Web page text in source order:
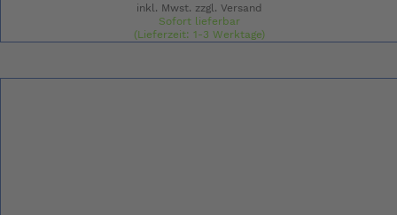
inkl. Mwst. zzgl. Versand
Sofort lieferbar
(Lieferzeit: 1-3 Werktage)